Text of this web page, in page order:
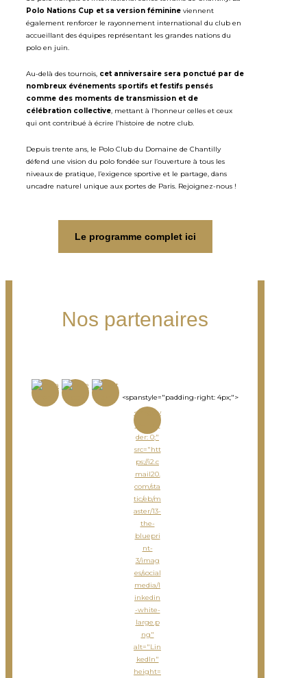
Polo Nations Cup et sa version féminine viennent
également renforcer le rayonnement international du club en
accueillant des équipes représentant les grandes nations du
polo en juin.
Au-delà des tournois, cet anniversaire sera ponctué par de
nombreux événements sportifs et festifs pensés
comme des moments de transmission et de
célébration collective , mettant à l’honneur celles et ceux
qui ont contribué à écrire l’histoire de notre club.
Depuis trente ans, le Polo Club du Domaine de Chantilly
défend une vision du polo fondée sur l’ouverture à tous les
niveaux de pratique, l’exigence sportive et le partage, dans
uncadre naturel unique aux portes de Paris. Rejoignez-nous !
Le programme complet ici
Nos partenaires
<spanstyle="padding-right: 4px;">
<imgsty
le="bor
der: 0;"
src="htt
ps://i2.c
mail20.
com/sta
tic/eb/m
aster/13-
the-
bluepri
nt-
3/imag
es/social
media/l
inkedin
-white-
large.p
ng"
alt="Lin
kedIn"
height=